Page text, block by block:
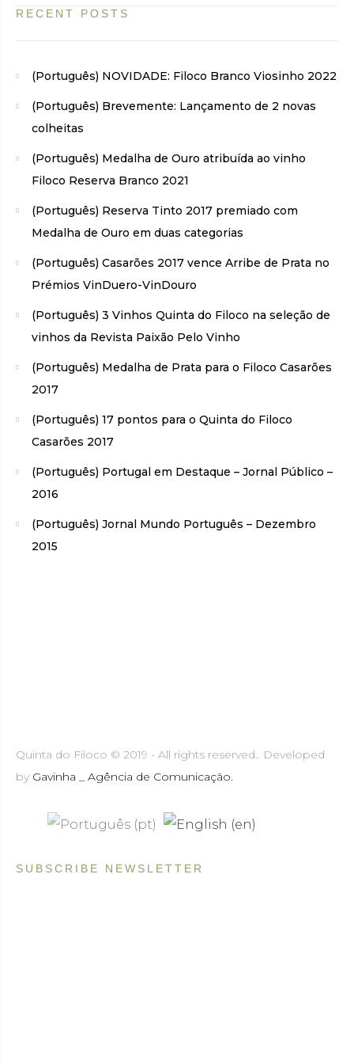
RECENT POSTS
(Português) NOVIDADE: Filoco Branco Viosinho 2022
(Português) Brevemente: Lançamento de 2 novas
colheitas
(Português) Medalha de Ouro atribuída ao vinho
Filoco Reserva Branco 2021
(Português) Reserva Tinto 2017 premiado com
Medalha de Ouro em duas categorias
(Português) Casarões 2017 vence Arribe de Prata no
Prémios VinDuero-VinDouro
(Português) 3 Vinhos Quinta do Filoco na seleção de
vinhos da Revista Paixão Pelo Vinho
(Português) Medalha de Prata para o Filoco Casarões
2017
(Português) 17 pontos para o Quinta do Filoco
Casarões 2017
(Português) Portugal em Destaque – Jornal Público –
2016
(Português) Jornal Mundo Português – Dezembro
2015
Quinta do Filoco © 2019 - All rights reserved.. Developed
by Gavinha _ Agência de Comunicação.
SUBSCRIBE NEWSLETTER